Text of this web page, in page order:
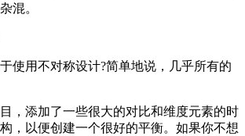
混。
使用不对称设计?简单地说，几乎所有的
，添加了一些很大的对比和维度元素的时
，以便创建一个很好的平衡。如果你不想